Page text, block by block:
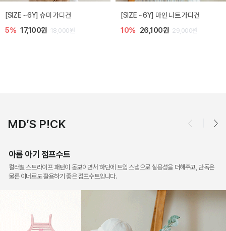
트 가디건
29,000원
밀라 아기 점프수트
10% 34,000원
밀라 아기 셋업
20%
MD’S P!CK
아롬 아기 점프수트
컬러별 스트라이프 패턴이 돋보이면서 하단에 트임 스냅으로 실용성을 더해주고, 단독은
물론 이너로도 활용하기 좋은 점프수트입니다.